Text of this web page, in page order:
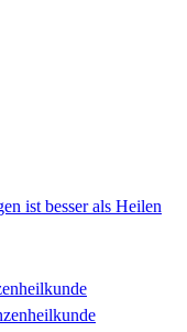
ist besser als Heilen